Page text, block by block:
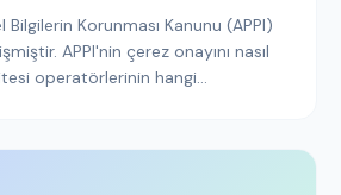
Bilgilerin Korunması Kanunu (APPI)
APPI'nin çerez onayını nasıl
operatörlerinin hangi